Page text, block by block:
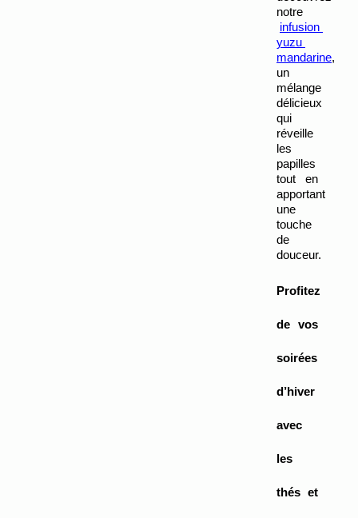
notre
infusion
yuzu
mandarine,
un
mélange
délicieux
qui
réveille
les
papilles
tout en
apportant
une
touche
de
douceur.
Profitez
de vos
soirées
d’hiver
avec
les
thés et